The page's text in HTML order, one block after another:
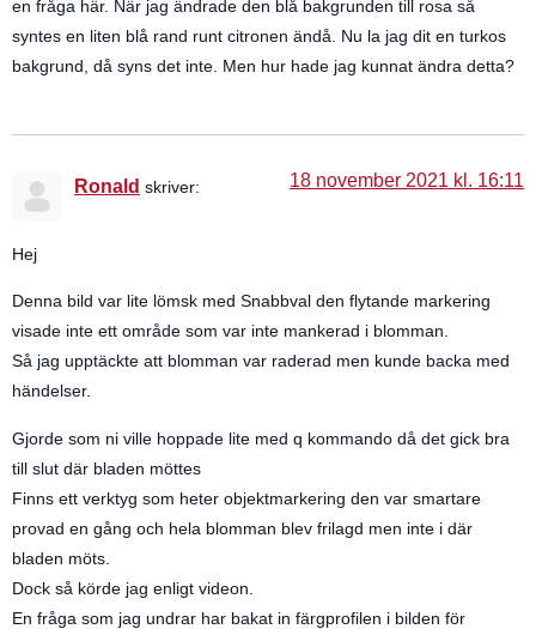
en fråga här. När jag ändrade den blå bakgrunden till rosa så
syntes en liten blå rand runt citronen ändå. Nu la jag dit en turkos
bakgrund, då syns det inte. Men hur hade jag kunnat ändra detta?
Ronald skriver: 18 november 2021 kl. 16:11
Hej
Denna bild var lite lömsk med Snabbval den flytande markering
visade inte ett område som var inte mankerad i blomman.
Så jag upptäckte att blomman var raderad men kunde backa med
händelser.
Gjorde som ni ville hoppade lite med q kommando då det gick bra
till slut där bladen möttes
Finns ett verktyg som heter objektmarkering den var smartare
provad en gång och hela blomman blev frilagd men inte i där
bladen möts.
Dock så körde jag enligt videon.
En fråga som jag undrar har bakat in färgprofilen i bilden för